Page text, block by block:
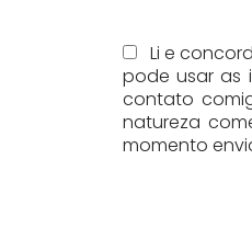
Li e
pode usar as
contato
natureza
momento